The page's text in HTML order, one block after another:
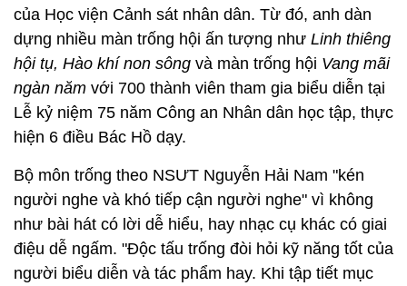
của Học viện Cảnh sát nhân dân. Từ đó, anh dàn
dựng nhiều màn trống hội ấn tượng như Linh thiêng
hội tụ, Hào khí non sông và màn trống hội Vang mãi
ngàn năm với 700 thành viên tham gia biểu diễn tại
Lễ kỷ niệm 75 năm Công an Nhân dân học tập, thực
hiện 6 điều Bác Hồ dạy.
Bộ môn trống theo NSƯT Nguyễn Hải Nam "kén
người nghe và khó tiếp cận người nghe" vì không
như bài hát có lời dễ hiểu, hay nhạc cụ khác có giai
điệu dễ ngấm. "Độc tấu trống đòi hỏi kỹ năng tốt của
người biểu diễn và tác phẩm hay. Khi tập tiết mục